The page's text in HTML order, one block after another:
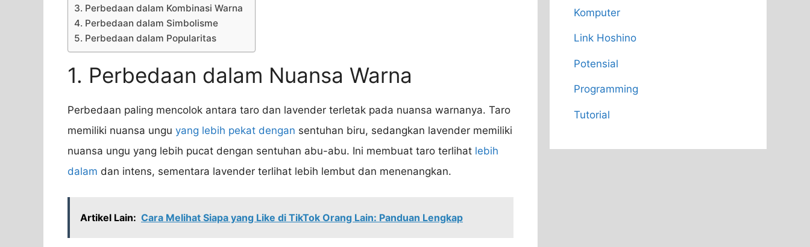
3. Perbedaan dalam Kombinasi Warna
4. Perbedaan dalam Simbolisme
5. Perbedaan dalam Popularitas
1. Perbedaan dalam Nuansa Warna
Perbedaan paling mencolok antara taro dan lavender terletak pada nuansa warnanya. Taro
memiliki nuansa ungu yang lebih pekat dengan sentuhan biru, sedangkan lavender memiliki
nuansa ungu yang lebih pucat dengan sentuhan abu-abu. Ini membuat taro terlihat lebih
dalam dan intens, sementara lavender terlihat lebih lembut dan menenangkan.
Artikel Lain: Cara Melihat Siapa yang Like di TikTok Orang Lain: Panduan Lengkap
Komputer
Link Hoshino
Potensial
Programming
Tutorial